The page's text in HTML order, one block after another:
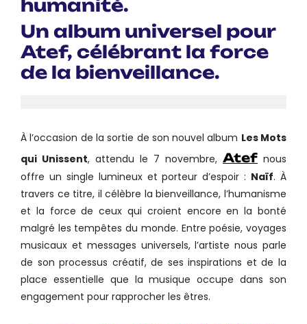
humanité.
Un album universel pour
Atef, célébrant la force
de la bienveillance.
À l’occasion de la sortie de son nouvel album Les Mots
qui Unissent, attendu le 7 novembre, Atef nous
offre un single lumineux et porteur d’espoir : Naïf. À
travers ce titre, il célèbre la bienveillance, l’humanisme
et la force de ceux qui croient encore en la bonté
malgré les tempêtes du monde. Entre poésie, voyages
musicaux et messages universels, l’artiste nous parle
de son processus créatif, de ses inspirations et de la
place essentielle que la musique occupe dans son
engagement pour rapprocher les êtres.